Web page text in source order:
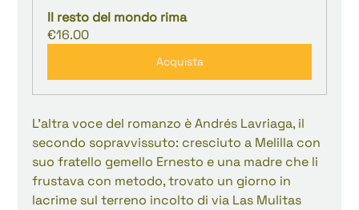
Il resto del mondo rima
€16.00
Acquista
L'altra voce del romanzo è Andrés Lavriaga, il
secondo sopravvissuto: cresciuto a Melilla con
suo fratello gemello Ernesto e una madre che li
frustava con metodo, trovato un giorno in
lacrime sul terreno incolto di via Las Mulitas